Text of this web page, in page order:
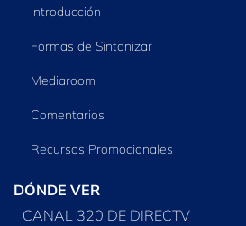
Introducción
Formas de Sintonizar
Mediaroom
Comentarios
Recursos Promocionales
DÓNDE VER
CANAL 320 DE DIRECTV